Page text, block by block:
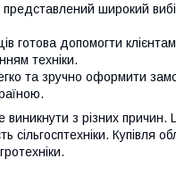
широкий
готова допомогти
техніки.
та зручно оформити
виникнути з різних
Купівля